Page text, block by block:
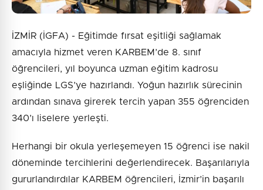
İZMİR (İGFA) - Eğitimde fırsat eşitliği sağlamak
amacıyla hizmet veren KARBEM’de 8. sınıf
öğrencileri, yıl boyunca uzman eğitim kadrosu
eşliğinde LGS’ye hazırlandı. Yoğun hazırlık sürecinin
ardından sınava girerek tercih yapan 355 öğrenciden
340’ı liselere yerleşti.
Herhangi bir okula yerleşemeyen 15 öğrenci ise nakil
döneminde tercihlerini değerlendirecek. Başarılarıyla
gururlandırdılar KARBEM öğrencileri, İzmir’in başarılı